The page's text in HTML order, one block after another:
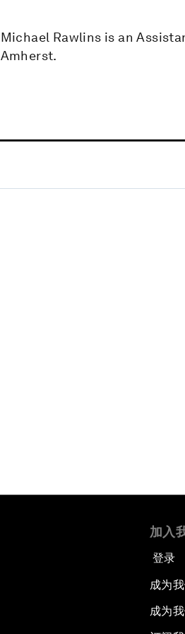
Michael Rawlins is an
Amherst.
加入
登录
成为
成为